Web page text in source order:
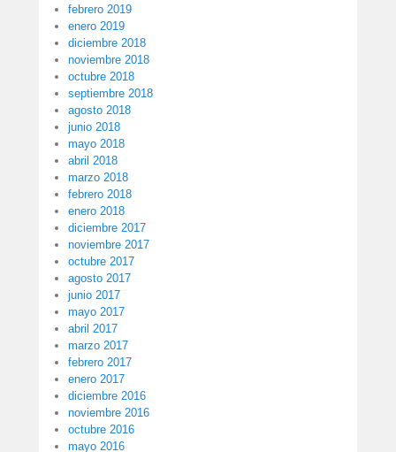
febrero 2019
enero 2019
diciembre 2018
noviembre 2018
octubre 2018
septiembre 2018
agosto 2018
junio 2018
mayo 2018
abril 2018
marzo 2018
febrero 2018
enero 2018
diciembre 2017
noviembre 2017
octubre 2017
agosto 2017
junio 2017
mayo 2017
abril 2017
marzo 2017
febrero 2017
enero 2017
diciembre 2016
noviembre 2016
octubre 2016
mayo 2016